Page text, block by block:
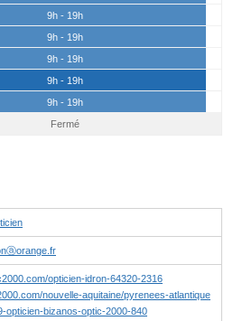
9h - 19h
9h - 19h
9h - 19h
9h - 19h
9h - 19h
Fermé
opticien-idron-64320-2316
nouvelle-aquitaine/pyrenees-atlantique
opticien-bizanos-optic-2000-840